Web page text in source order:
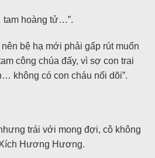
tam hoàng tử…”.
bệ hạ mới phải gấp rút muốn
công chúa đấy, vì sợ con trai
không có con cháu nối dõi”.
trái với mong đợi, cô không
Hương Hương.